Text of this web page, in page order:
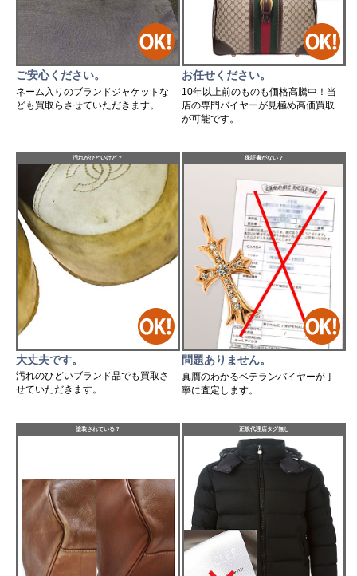
ご安心ください。
ネーム入りのブランドジャケットな
ども買取らさせていただきます。
お任せください。
10年以上前のものも価格高騰中！当
店の専門バイヤーが見極め高価買取
が可能です。
汚れがひどいけど？
大丈夫です。
汚れのひどいブランド品でも買取さ
せていただきます。
保証書がない？
問題ありません。
真贋のわかるベテランバイヤーが丁
寧に査定します。
塗装されている？ 正規代理店タグ無し